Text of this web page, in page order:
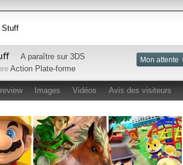
Stuff
Mon attente
A paraître sur 3DS
Action Plate-forme
Images Vidéos Avis des visiteurs